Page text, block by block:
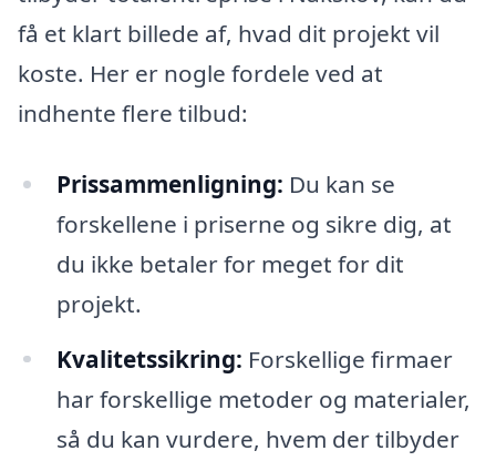
få et klart billede af, hvad dit projekt vil
koste. Her er nogle fordele ved at
indhente flere tilbud:
Prissammenligning: Du kan se
forskellene i priserne og sikre dig, at
du ikke betaler for meget for dit
projekt.
Kvalitetssikring: Forskellige firmaer
har forskellige metoder og materialer,
så du kan vurdere, hvem der tilbyder